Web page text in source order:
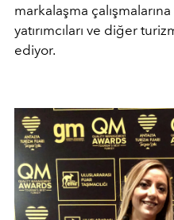
markalaşma
yatırımcıları ve diğer
ediyor.